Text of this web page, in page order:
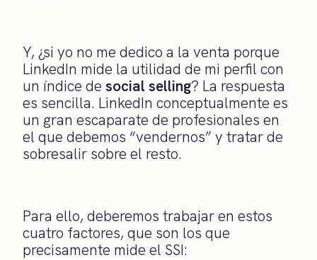
Y, ¿si yo no me dedico a la venta porque
LinkedIn mide la utilidad de mi perfil con
un índice de social selling? La respuesta
es sencilla. LinkedIn conceptualmente es
un gran escaparate de profesionales en
el que debemos “vendernos” y tratar de
sobresalir sobre el resto.
Para ello, deberemos trabajar en estos
cuatro factores, que son los que
precisamente mide el SSI: